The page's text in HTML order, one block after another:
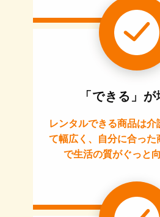
「できる」
レンタルできる商品は
て幅広く、自分に合った
で生活の質がぐっと